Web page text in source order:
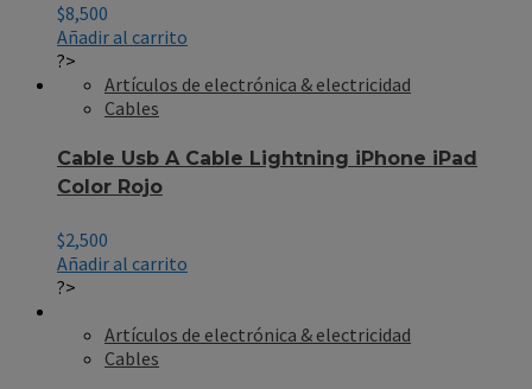
$8,500
Añadir al carrito
?>
Artículos de electrónica & electricidad
Cables
Cable Usb A Cable Lightning iPhone iPad
Color Rojo
$2,500
Añadir al carrito
?>
Artículos de electrónica & electricidad
Cables